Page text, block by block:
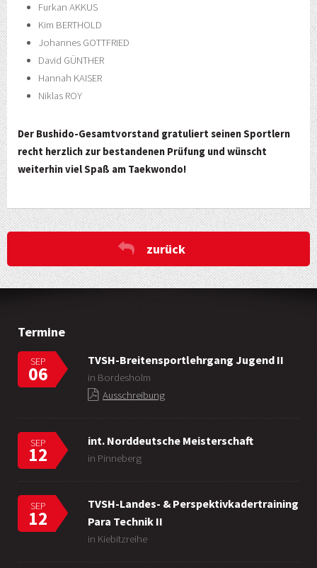
Furkan AKKUS
Kim BERTHOLD
Johannes GOTTFRIED
David GÜNTHER
Hannah KAISER
Niklas ROY
Der Bushido-Gesamtvorstand gratuliert seinen Sportlern
recht herzlich zur bestandenen Prüfung und wünscht
weiterhin viel Spaß am Taekwondo!
zurück
Termine
SEP
06
TVSH-Breitensportlehrgang Jugend II
in Bordesholm
Ausschreibung
SEP
12
int. Norddeutsche Meisterschaft
in Pinneberg
SEP
12
TVSH-Landes- & Perspektivkadertraining
Para Technik II
in Kiebitzreihe